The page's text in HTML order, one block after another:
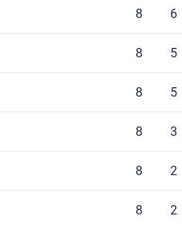
8 6
8 5
8 5
8 3
8 2
8 2